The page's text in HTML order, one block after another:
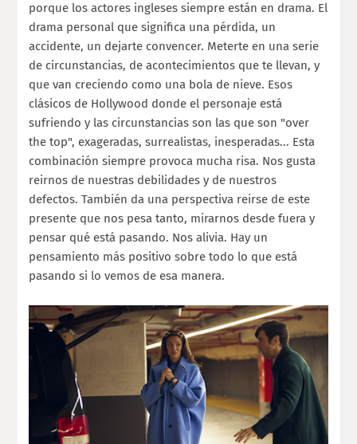
porque los actores ingleses siempre están en drama. El
drama personal que significa una pérdida, un
accidente, un dejarte convencer. Meterte en una serie
de circunstancias, de acontecimientos que te llevan, y
que van creciendo como una bola de nieve. Esos
clásicos de Hollywood donde el personaje está
sufriendo y las circunstancias son las que son "over
the top", exageradas, surrealistas, inesperadas... Esta
combinación siempre provoca mucha risa. Nos gusta
reirnos de nuestras debilidades y de nuestros
defectos. También da una perspectiva reirse de este
presente que nos pesa tanto, mirarnos desde fuera y
pensar qué está pasando. Nos alivia. Hay un
pensamiento más positivo sobre todo lo que está
pasando si lo vemos de esa manera.